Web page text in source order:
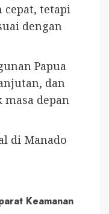
cepat, tetapi
dengan
Papua
dan
depan
di Manado
Keamanan